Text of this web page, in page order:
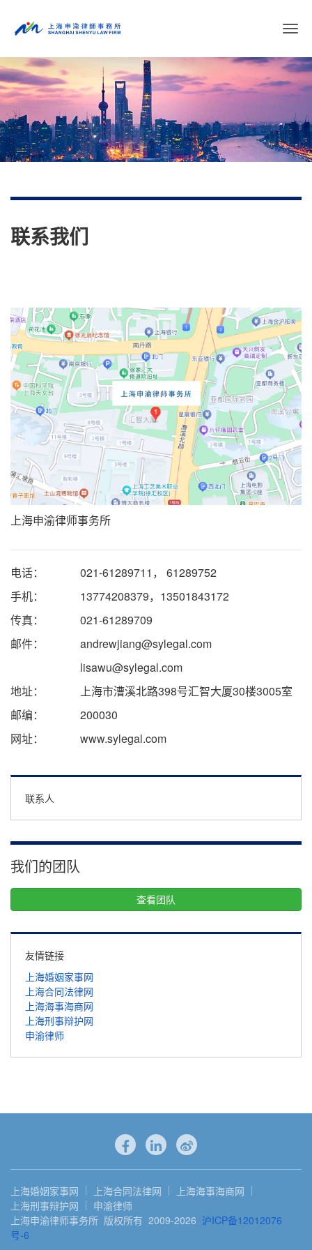
切
导
航
联系我们
上海申渝律师事务所
电话：
021-61289711， 61289752
手机：
13774208379，13501843172
传真：
021-61289709
邮件：
andrewjiang@sylegal.com
lisawu@sylegal.com
地址：
上海市漕溪北路398号汇智大厦30楼3005室
邮编：
200030
网址：
www.sylegal.com
联系人
我们的团队
查看团队
友情链接
上海婚姻家事网
上海合同法律网
上海海事海商网
上海刑事辩护网
申渝律师
上海婚姻家事网 上海合同法律网
上海海事海商网
上海刑事辩护网
申渝律师
上海申渝律师事务所 版权所有 2009-2026 沪ICP备12012076
号-6